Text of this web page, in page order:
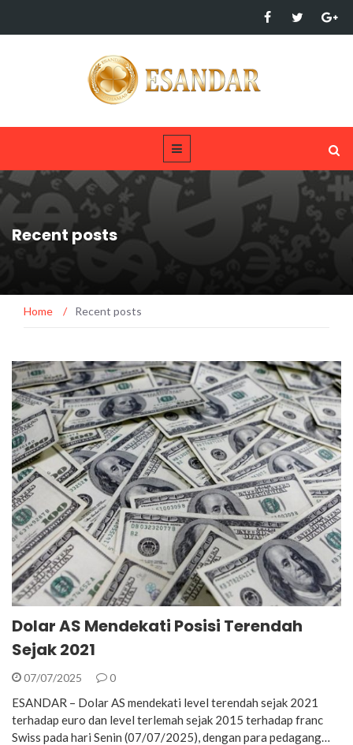
Recent posts
Home / Recent posts
Dolar AS Mendekati Posisi Terendah
Sejak 2021
07/07/2025 0
ESANDAR – Dolar AS mendekati level terendah sejak 2021
terhadap euro dan level terlemah sejak 2015 terhadap franc
Swiss pada hari Senin (07/07/2025), dengan para pedagang…